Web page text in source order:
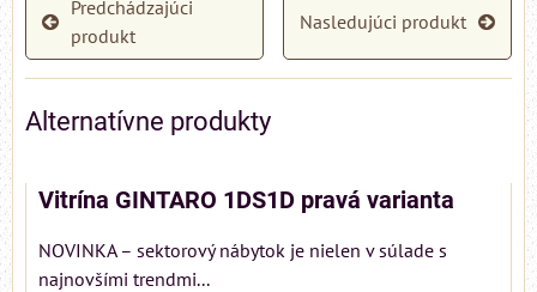
Predchádzajúci
produkt
Nasledujúci produkt
Alternatívne produkty
Vitrína GINTARO 1DS1D pravá varianta
NOVINKA – sektorový nábytok je nielen v súlade s
najnovšími trendmi...